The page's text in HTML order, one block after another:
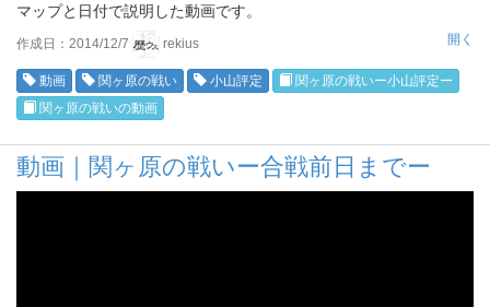
マップと日付で説明した動画です。
作成日：2014/12/7 rekius 開く
動画 関ヶ原の戦い 小山評定
関ヶ原の戦いー小山評定ー
関ヶ原の戦いの動画
動画｜関ヶ原の戦いー合戦前日までー